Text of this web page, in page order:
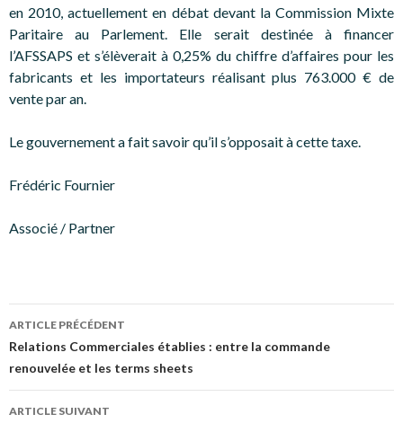
en 2010, actuellement en débat devant la Commission Mixte
Paritaire au Parlement. Elle serait destinée à financer
l’AFSSAPS et s’élèverait à 0,25% du chiffre d’affaires pour les
fabricants et les importateurs réalisant plus 763.000 € de
vente par an.
Le gouvernement a fait savoir qu’il s’opposait à cette taxe.
Frédéric Fournier
Associé / Partner
Navigation
des
articles
ARTICLE PRÉCÉDENT
Relations Commerciales établies : entre la commande
renouvelée et les terms sheets
ARTICLE SUIVANT